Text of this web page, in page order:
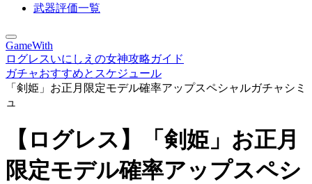
武器評価一覧
GameWith
ログレスいにしえの女神攻略ガイド
ガチャおすすめとスケジュール
「剣姫」お正月限定モデル確率アップスペシャルガチャシミ
ュ
【ログレス】「剣姫」お正月
限定モデル確率アップスペシ